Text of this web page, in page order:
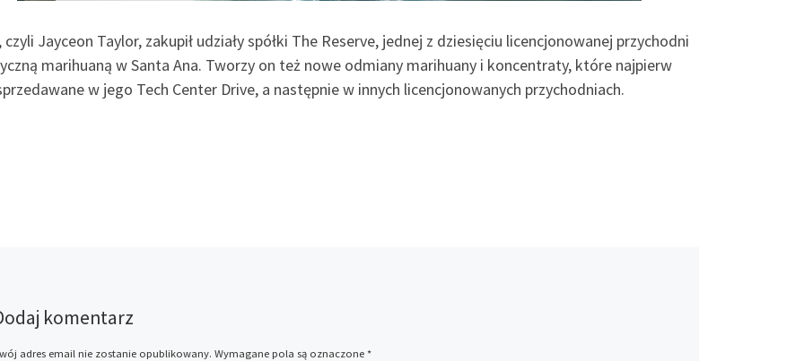
czyli Jayceon Taylor, zakupił udziały spółki The Reserve, jednej z dziesięciu licencjonowanej przychodni
marihuaną w Santa Ana. Tworzy on też nowe odmiany marihuany i koncentraty, które najpierw
w jego Tech Center Drive, a następnie w innych licencjonowanych przychodniach.
komentarz
adres email nie zostanie opublikowany. Wymagane pola są oznaczone *